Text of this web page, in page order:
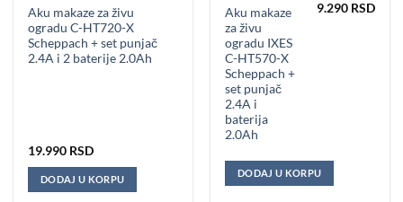
Aku makaze za živu
ogradu C-HT720-X
Scheppach + set punjač
2.4A i 2 baterije 2.0Ah
19.990 RSD
DODAJ U KORPU
Aku makaze
za živu
ogradu IXES
C-HT570-X
Scheppach +
set punjač
2.4A i
baterija
2.0Ah
9.290 RSD
DODAJ U KORPU